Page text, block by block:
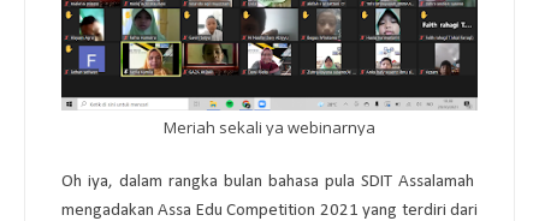
Meriah sekali ya webinarnya
Oh iya, dalam rangka bulan bahasa pula SDIT Assalamah
mengadakan Assa Edu Competition 2021 yang terdiri dari